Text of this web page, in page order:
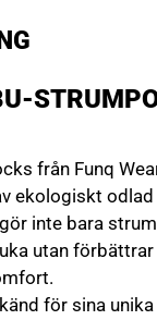
från Funq
ekologiskt odlad
inte bara
utan
för sina unika